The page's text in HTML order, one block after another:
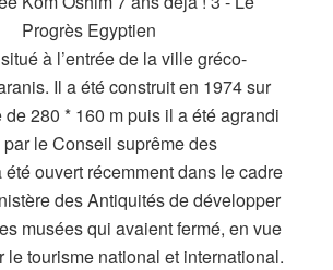
à l’entrée de la ville gréco-
Il a été construit en 1974 sur
280 * 160 m puis il a été agrandi
le Conseil suprême des
ouvert récemment dans le cadre
des Antiquités de développer
musées qui avaient fermé, en vue
le tourisme national et international.